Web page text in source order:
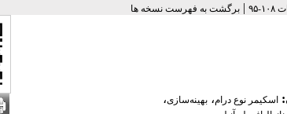
|برگشت به فهرست نسخه ها
اسکیمر نوع درام، بهینه‌سازی،